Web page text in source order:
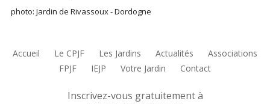
photo: Jardin de Rivassoux - Dordogne
Accueil Le CPJF Les Jardins Actualités
Associations
FPJF
IEJP Votre Jardin Contact
Inscrivez-vous gratuitement à